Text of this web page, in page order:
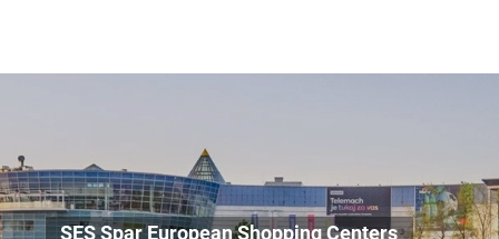
SES Spar European Shopping Centers